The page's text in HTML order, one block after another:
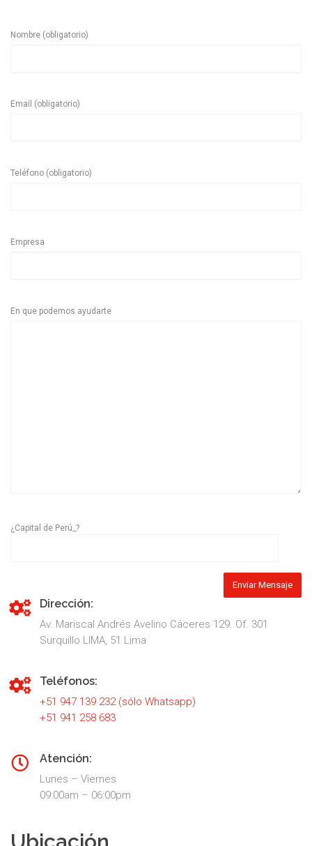
Nombre (obligatorio)
Email (obligatorio)
Teléfono (obligatorio)
Empresa
En que podemos ayudarte
¿Capital de Perú_?
Dirección:
Av. Mariscal Andrés Avelino Cáceres 129. Of. 301
Surquillo LIMA, 51 Lima
Teléfonos:
+51 947 139 232 (sólo Whatsapp)
+51 941 258 683
Atención:
Lunes – Viernes
09:00am – 06:00pm